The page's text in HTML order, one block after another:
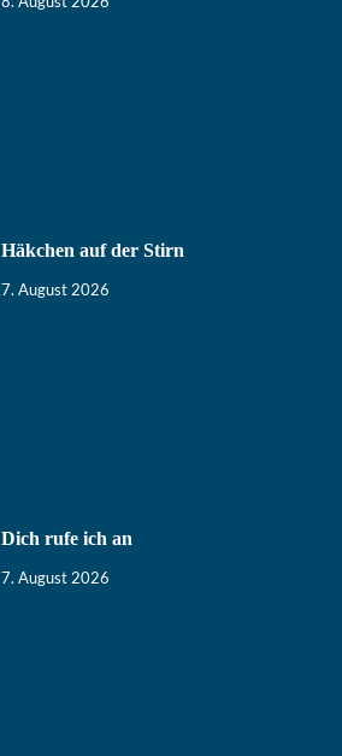
Häkchen auf der Stirn
7. August 2026
Dich rufe ich an
7. August 2026